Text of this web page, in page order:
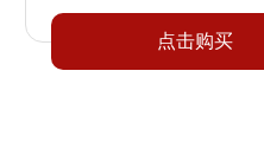
点击购买